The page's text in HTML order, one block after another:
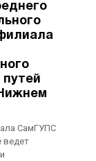
путей
СамГУПС
ведет